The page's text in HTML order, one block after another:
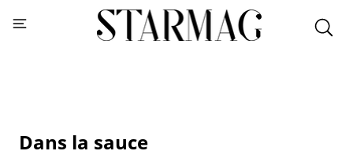
Dans la sauce